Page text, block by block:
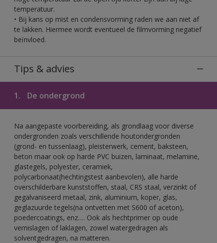
temperatuur.
• Bij kans op mist en condensvorming raden we aan niet af
te lakken. Hiermee wordt eventueel de filmvorming negatief
beïnvloed.
Tips & advies
1. De ondergrond
Na aangepaste voorbereiding, als grondlaag voor diverse
ondergronden zoals verschillende houtondergronden
(grond- en tussenlaag), pleisterwerk, cement, baksteen,
beton maar ook op harde PVC buizen, laminaat, melamine,
glastegels, polyester, ceramiek,
polycarbonaat(hechtingstest aanbevolen), alle harde
overschilderbare kunststoffen, staal, CRS staal, verzinkt of
gegalvaniseerd metaal, zink, aluminium, koper, glas,
geglazuurde tegels(na ontvetten met S600 of aceton),
poedercoatings, enz.… Ook als hechtprimer op oude
vernislagen of laklagen, zowel watergedragen als
solventgedragen, na matteren.